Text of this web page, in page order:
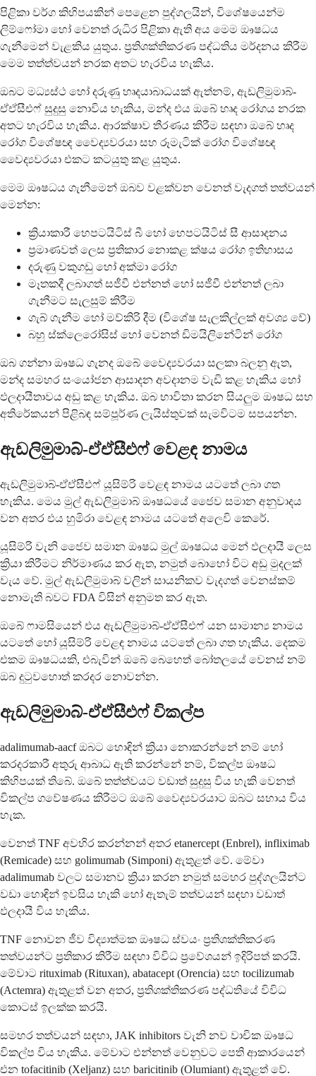
පිළිකා වර්ග කිහිපයකින් පෙළෙන පුද්ගලයින්, විශේෂයෙන්ම
ලිම්ෆෝමා හෝ වෙනත් රුධිර පිළිකා ඇති අය මෙම ඖෂධය
ගැනීමෙන් වැළකිය යුතුය. ප්‍රතිශක්තිකරණ පද්ධතිය මර්දනය කිරීම
මෙම තත්ත්වයන් නරක අතට හැරවිය හැකිය.
ඔබට මධ්‍යස්ථ හෝ දරුණු හෘදයාබාධයක් ඇත්නම්, ඇඩලිමුමාබ්-
ඒඒසීඑෆ් සුදුසු නොවිය හැකිය, මන්ද එය ඔබේ හෘද රෝගය නරක
අතට හැරවිය හැකිය. ආරක්ෂාව තීරණය කිරීම සඳහා ඔබේ හෘද
රෝග විශේෂඥ වෛද්‍යවරයා සහ රූමැටික් රෝග විශේෂඥ
වෛද්‍යවරයා එකට කටයුතු කළ යුතුය.
මෙම ඖෂධය ගැනීමෙන් ඔබව වළක්වන වෙනත් වැදගත් තත්වයන්
මෙන්න:
ක්‍රියාකාරී හෙපටයිටිස් බී හෝ හෙපටයිටිස් සී ආසාදනය
ප්‍රමාණවත් ලෙස ප්‍රතිකාර නොකළ ක්ෂය රෝග ඉතිහාසය
දරුණු වකුගඩු හෝ අක්මා රෝග
මෑතකදී ලබාගත් සජීවී එන්නත් හෝ සජීවී එන්නත් ලබා
ගැනීමට සැලසුම් කිරීම
ගැබ් ගැනීම හෝ මව්කිරි දීම (විශේෂ සැලකිල්ලක් අවශ්‍ය වේ)
බහු ස්ක්ලෙරෝසිස් හෝ වෙනත් ඩිමයිලිනේටින් රෝග
ඔබ ගන්නා ඖෂධ ගැනද ඔබේ වෛද්‍යවරයා සලකා බලනු ඇත,
මන්ද සමහර සංයෝජන ආසාදන අවදානම වැඩි කළ හැකිය හෝ
ඵලදායීතාවය අඩු කළ හැකිය. ඔබ භාවිතා කරන සියලුම ඖෂධ සහ
අතිරේකයන් පිළිබඳ සම්පූර්ණ ලැයිස්තුවක් සැමවිටම සපයන්න.
ඇඩලිමුමාබ්-ඒඒසීඑෆ් වෙළඳ නාමය
ඇඩලිමුමාබ්-ඒඒසීඑෆ් යූසිම්රි වෙළඳ නාමය යටතේ ලබා ගත
හැකිය. මෙය මුල් ඇඩලිමුමාබ් ඖෂධයේ ජෛව සමාන අනුවාදය
වන අතර එය හුමිරා වෙළඳ නාමය යටතේ අලෙවි කෙරේ.
යූසිම්රි වැනි ජෛව සමාන ඖෂධ මුල් ඖෂධය මෙන් ඵලදායී ලෙස
ක්‍රියා කිරීමට නිර්මාණය කර ඇත, නමුත් බොහෝ විට අඩු මුදලක්
වැය වේ. මුල් ඇඩලිමුමාබ් වලින් සායනිකව වැදගත් වෙනස්කම්
නොමැති බවට FDA විසින් අනුමත කර ඇත.
ඔබේ ෆාමසියෙන් එය ඇඩලිමුමාබ්-ඒඒසීඑෆ් යන සාමාන්‍ය නාමය
යටතේ හෝ යූසිම්රි වෙළඳ නාමය යටතේ ලබා ගත හැකිය. දෙකම
එකම ඖෂධයකි, එබැවින් ඔබේ බෙහෙත් බෝතලයේ වෙනස් නම්
ඔබ දුටුවහොත් කරදර නොවන්න.
ඇඩලිමුමාබ්-ඒඒසීඑෆ් විකල්ප
adalimumab-aacf ඔබට හොඳින් ක්‍රියා නොකරන්නේ නම් හෝ
කරදරකාරී අතුරු ආබාධ ඇති කරන්නේ නම්, විකල්ප ඖෂධ
කිහිපයක් තිබේ. ඔබේ තත්ත්වයට වඩාත් සුදුසු විය හැකි වෙනත්
විකල්ප ගවේෂණය කිරීමට ඔබේ වෛද්‍යවරයාට ඔබට සහාය විය
හැක.
වෙනත් TNF අවහිර කරන්නන් අතර etanercept (Enbrel), infliximab
(Remicade) සහ golimumab (Simponi) ඇතුළත් වේ. මේවා
adalimumab වලට සමානව ක්‍රියා කරන නමුත් සමහර පුද්ගලයින්ට
වඩා හොඳින් ඉවසිය හැකි හෝ ඇතැම් තත්වයන් සඳහා වඩාත්
ඵලදායී විය හැකිය.
TNF නොවන ජීව විද්‍යාත්මක ඖෂධ ස්වයං ප්‍රතිශක්තිකරණ
තත්වයන්ට ප්‍රතිකාර කිරීම සඳහා විවිධ ප්‍රවේශයන් ඉදිරිපත් කරයි.
මේවාට rituximab (Rituxan), abatacept (Orencia) සහ tocilizumab
(Actemra) ඇතුළත් වන අතර, ප්‍රතිශක්තිකරණ පද්ධතියේ විවිධ
කොටස් ඉලක්ක කරයි.
සමහර තත්වයන් සඳහා, JAK inhibitors වැනි නව වාචික ඖෂධ
විකල්ප විය හැකිය. මේවාට එන්නත් වෙනුවට පෙති ආකාරයෙන්
එන tofacitinib (Xeljanz) සහ baricitinib (Olumiant) ඇතුළත් වේ.